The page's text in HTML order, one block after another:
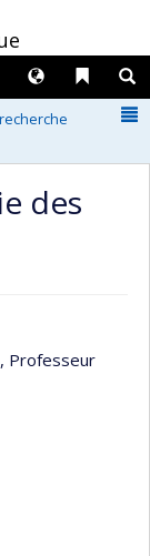
Liens
Langues
des
Professeur